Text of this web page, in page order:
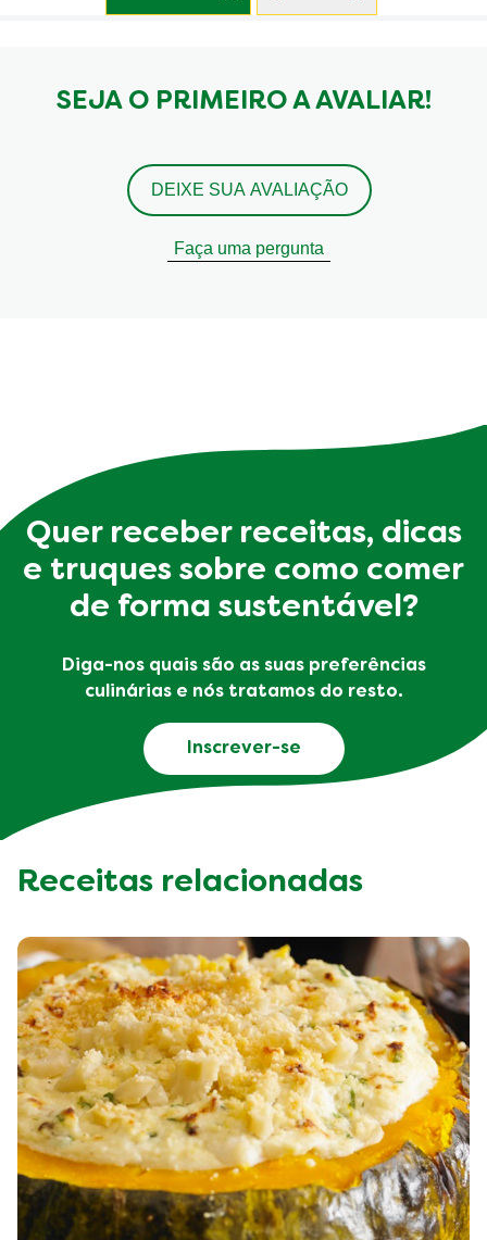
SEJA O PRIMEIRO A AVALIAR!
DEIXE SUA AVALIAÇÃO
Faça uma pergunta
Quer receber receitas, dicas
e truques sobre como comer
de forma sustentável?
Diga-nos quais são as suas preferências
culinárias e nós tratamos do resto.
Inscrever-se
Receitas relacionadas